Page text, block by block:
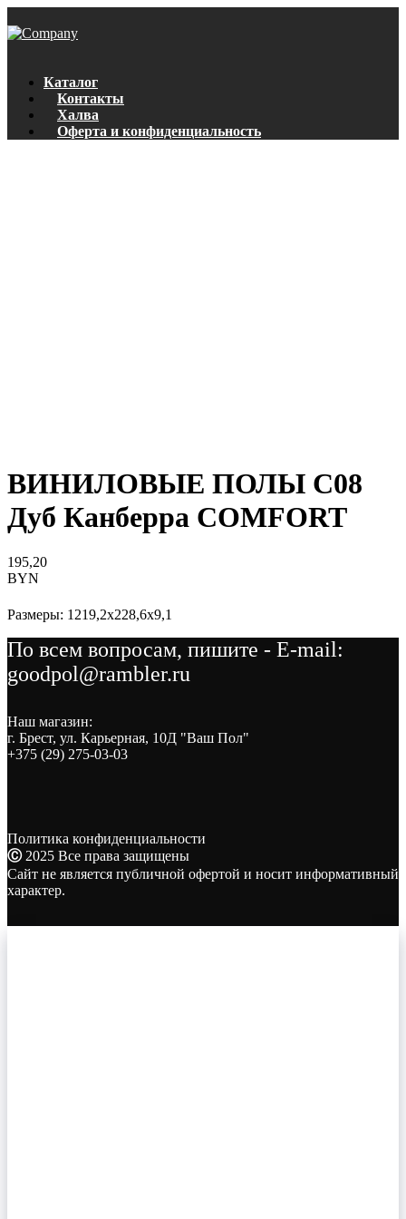
Каталог
Контакты
Халва
Оферта и конфиденциальность
ВИНИЛОВЫЕ ПОЛЫ C08
Дуб Канберра COMFORT
195,20
BYN
Размеры: 1219,2x228,6x9,1
По всем вопросам, пишите - E-mail:
goodpol@rambler.ru
Наш магазин:
г. Брест, ул. Карьерная, 10Д "Ваш Пол"
+375 (29) 275-03-03
Политика конфиденциальности
Ⓒ 2025 Все права защищены
Сайт не является публичной офертой и носит информативный
характер.